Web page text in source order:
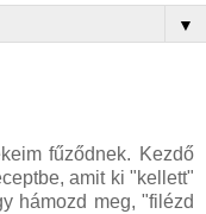
▼
fűződnek. Kezdő
amit ki "kellett"
hámozd meg, "filézd